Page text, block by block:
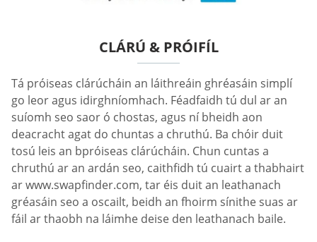
CLÁRÚ & PRÓIFÍL
Tá próiseas clárúcháin an láithreáin ghréasáin simplí
go leor agus idirghníomhach. Féadfaidh tú dul ar an
suíomh seo saor ó chostas, agus ní bheidh aon
deacracht agat do chuntas a chruthú. Ba chóir duit
tosú leis an bpróiseas clárúcháin. Chun cuntas a
chruthú ar an ardán seo, caithfidh tú cuairt a thabhairt
ar www.swapfinder.com, tar éis duit an leathanach
gréasáin seo a oscailt, beidh an fhoirm sínithe suas ar
fáil ar thaobh na láimhe deise den leathanach baile.